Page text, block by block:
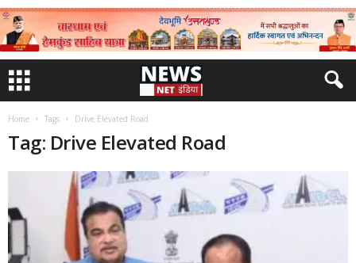
Home Tags Drive Elevated Road
Tag: Drive Elevated Road